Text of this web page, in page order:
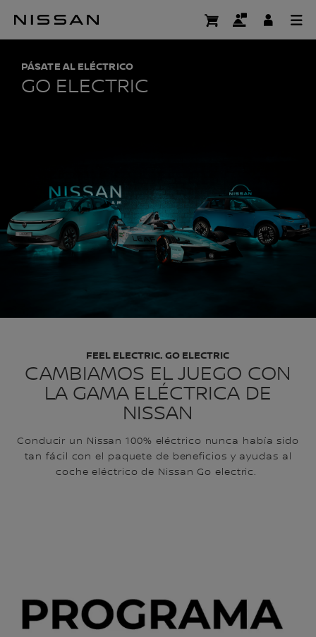
GO ELECTRIC |
GO ELECTRIC
PÁSATE AL ELÉCTRICO
CAMBIAMOS EL JUEGO CON
LA GAMA ELÉCTRICA DE
NISSAN
FEEL ELECTRIC. GO ELECTRIC
Conducir un Nissan 100% eléctrico nunca había sido
tan fácil con el paquete de beneficios y ayudas al
coche eléctrico de Nissan Go electric.